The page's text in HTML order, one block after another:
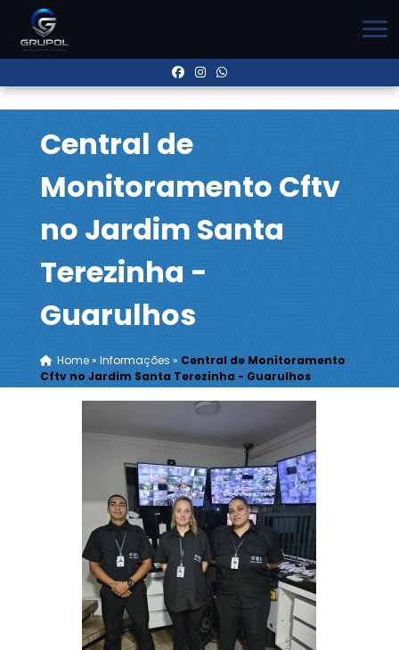
Central de
Monitoramento Cftv
no Jardim Santa
Terezinha -
Guarulhos
Home» Informações » Central de Monitoramento
Cftv no Jardim Santa Terezinha - Guarulhos